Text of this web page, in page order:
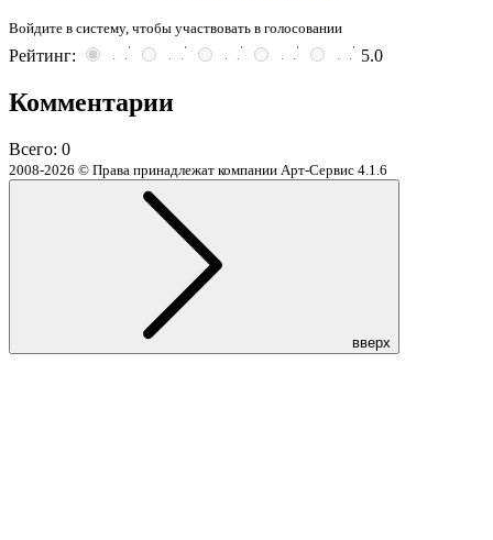
Войдите в систему, чтобы участвовать в голосовании
Рейтинг: 5.0
Комментарии
Всего: 0
2008-2026 © Права принадлежат компании Арт-Сервис 4.1.6
вверх